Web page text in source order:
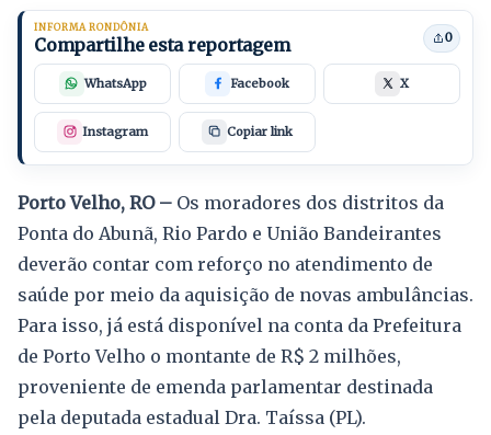
INFORMA RONDÔNIA
Compartilhe esta reportagem 0
WhatsApp Facebook X
Instagram Copiar link
Porto Velho, RO – Os moradores dos distritos da
Ponta do Abunã, Rio Pardo e União Bandeirantes
deverão contar com reforço no atendimento de
saúde por meio da aquisição de novas ambulâncias.
Para isso, já está disponível na conta da Prefeitura
de Porto Velho o montante de R$ 2 milhões,
proveniente de emenda parlamentar destinada
pela deputada estadual Dra. Taíssa (PL).